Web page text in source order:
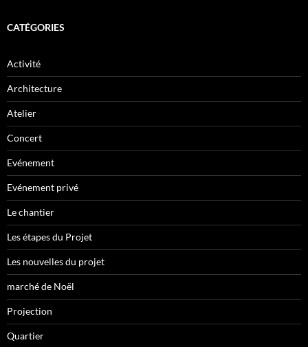
CATÉGORIES
Activité
Architecture
Atelier
Concert
Evénement
Evénement privé
Le chantier
Les étapes du Projet
Les nouvelles du projet
marché de Noël
Projection
Quartier